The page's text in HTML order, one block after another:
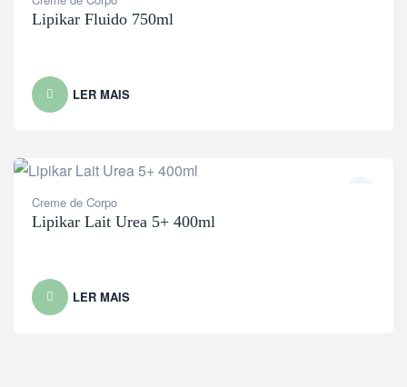
Lipikar Fluido 750ml
LER MAIS
Creme de Corpo
Lipikar Lait Urea 5+ 400ml
LER MAIS